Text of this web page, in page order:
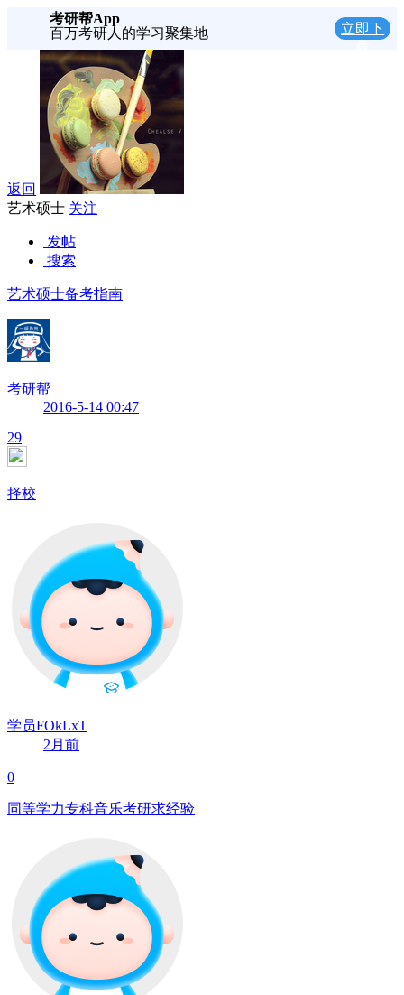
考研帮App
百万考研人的学习聚集地
立即下
返回
艺术硕士 关注
发帖
搜索
艺术硕士备考指南
考研帮
2016-5-14 00:47
29
择校
学员FOkLxT
2月前
0
同等学力专科音乐考研求经验